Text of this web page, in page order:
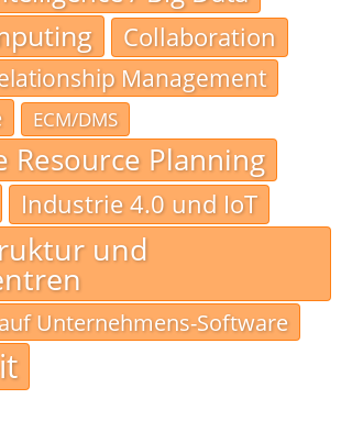
Collaboration
Management
ECM/DMS
Resource Planning
Industrie 4.0 und IoT
und
Unternehmens-Software